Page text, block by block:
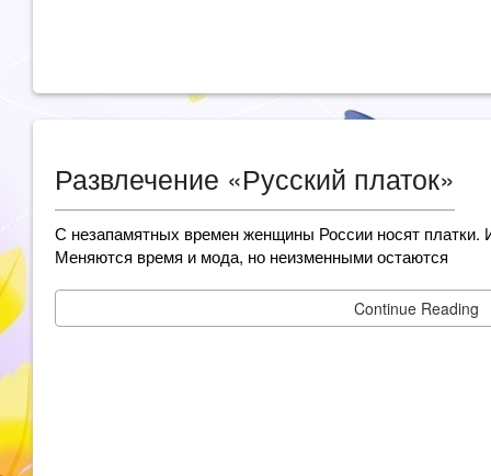
Развлечение «Русский платок»
С незапамятных времен женщины России носят платки.
Меняются время и мода, но неизменными остаются
Continue Reading